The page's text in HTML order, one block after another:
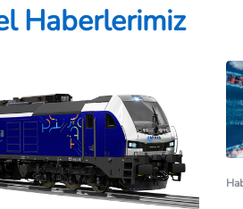
Haberlerimiz